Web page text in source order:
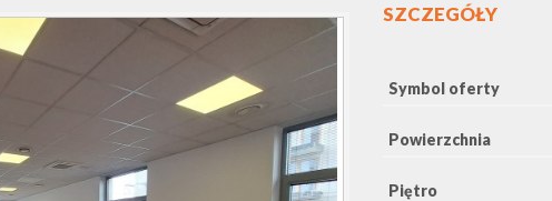
SZCZEGÓŁY
Symbol oferty
Powierzchnia
Piętro